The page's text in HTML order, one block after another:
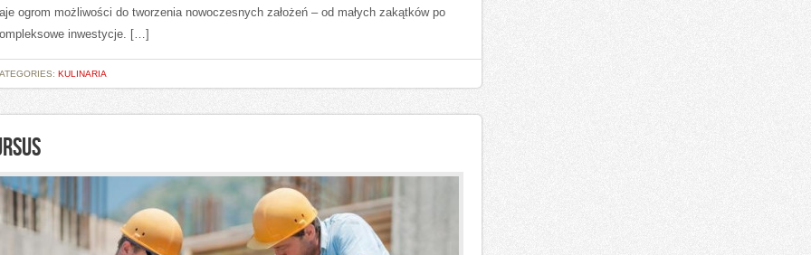
ogrom możliwości do tworzenia nowoczesnych założeń – od małych zakątków po
inwestycje. […]
KULINARIA